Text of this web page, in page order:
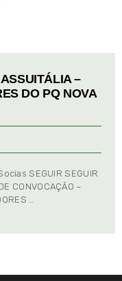
–
DO PQ NOVA
SEGUIR SEGUIR
CONVOCAÇÃO –
…